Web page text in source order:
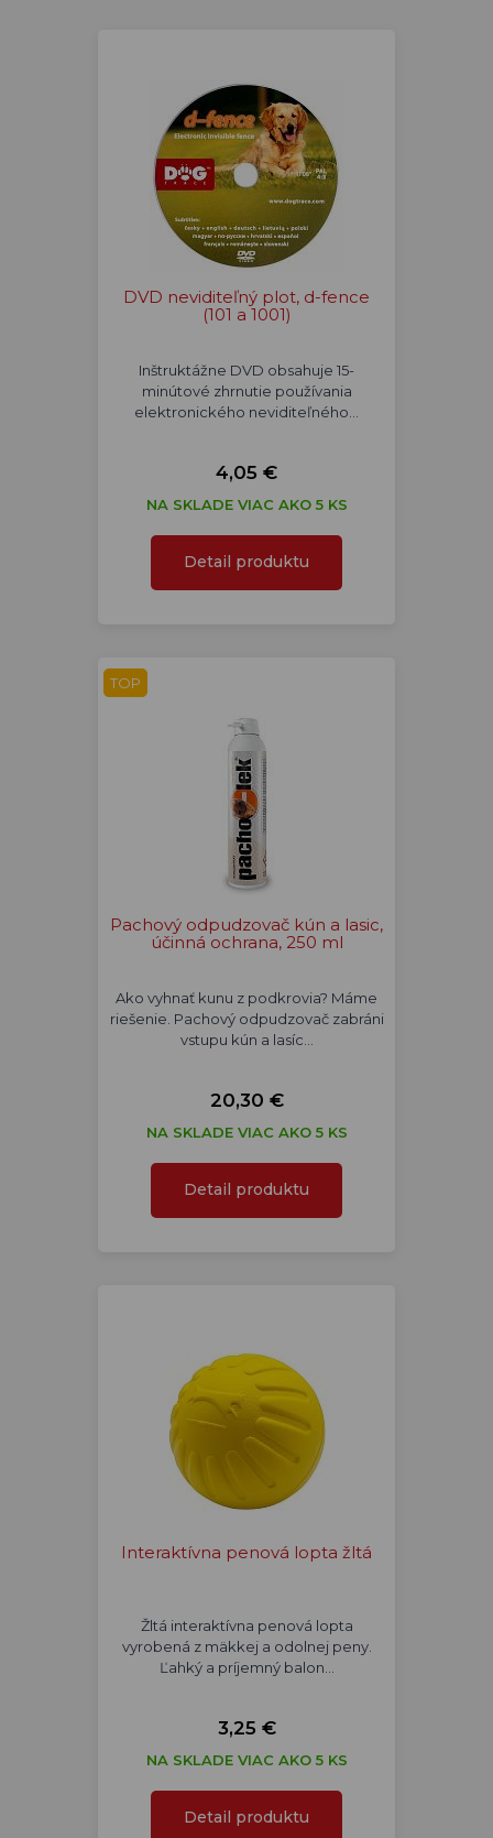
DVD neviditeľný plot, d-fence
(101 a 1001)
Inštruktážne DVD obsahuje 15-
minútové zhrnutie používania
elektronického neviditeľného…
4,05 €
NA SKLADE VIAC AKO 5 KS
Detail produktu
TOP
Pachový odpudzovač kún a lasic,
účinná ochrana, 250 ml
Ako vyhnať kunu z podkrovia? Máme
riešenie. Pachový odpudzovač zabráni
vstupu kún a lasíc…
20,30 €
NA SKLADE VIAC AKO 5 KS
Detail produktu
Interaktívna penová lopta žltá
Žltá interaktívna penová lopta
vyrobená z mäkkej a odolnej peny.
Ľahký a príjemný balon…
3,25 €
NA SKLADE VIAC AKO 5 KS
Detail produktu